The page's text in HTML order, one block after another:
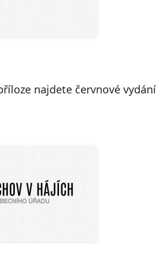
najdete červnové vydání